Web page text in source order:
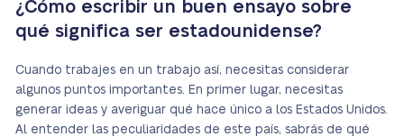
¿Cómo escribir un buen ensayo sobre
qué significa ser estadounidense?
Cuando trabajes en un trabajo así, necesitas considerar
algunos puntos importantes. En primer lugar, necesitas
generar ideas y averiguar qué hace único a los Estados Unidos.
Al entender las peculiaridades de este país, sabrás de qué